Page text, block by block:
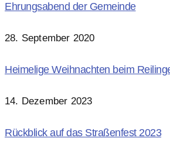
Ehrungsabend der Gemeinde
28. September 2020
Heimelige Weihnachten beim
14. Dezember 2023
Rückblick auf das Straßenfest 2023